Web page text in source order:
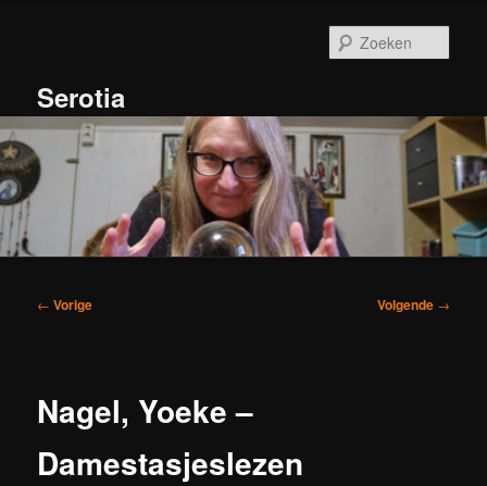
inhoudSerotia
Bericht
← Vorige Volgende →
Nagel, Yoeke –
Damestasjeslezen